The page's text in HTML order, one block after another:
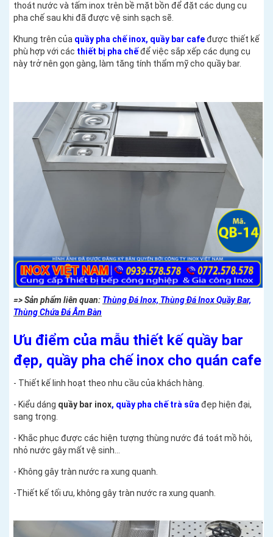
thoát nước và tấm inox trên bề mặt bồn để đặt các dụng cụ
pha chế sau khi đã được vệ sinh sạch sẽ.
Khung trên của quầy pha chế inox, quầy bar cafeđược thiết kế
phù hợp với các thiết bị pha chếđể việc sắp xếp các dụng cụ
này trở nên gọn gàng, làm tăng tính thẩm mỹ cho quầy bar.
=> Sản phẩm liên quan: Thùng Đá Inox, Thùng Đá Inox Quầy Bar,
Thùng Chứa Đá Âm Bàn
Ưu điểm của mẫu thiết kế quầy bar
đẹp, quầy pha chế inox cho quán cafe
- Thiết kế linh hoạt theo nhu cầu của khách hàng.
- Kiểu dáng quầy bar inox, quầy pha chế trà sữa đẹp hiện đại,
sang trọng.
- Khắc phục được các hiện tượng thùng nước đá toát mồ hôi,
nhỏ nước gây mất vệ sinh...
- Không gây tràn nước ra xung quanh.
-Thiết kế tối ưu, không gây tràn nước ra xung quanh.